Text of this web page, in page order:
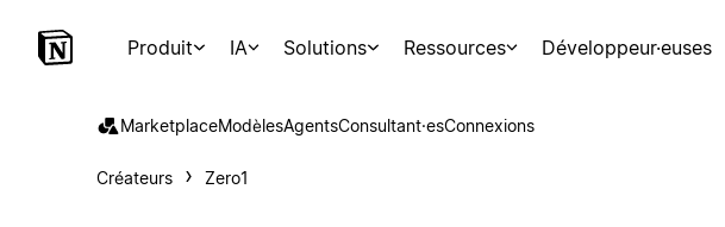
Produit IA Solutions Ressources Développeur·euses
MarketplaceModèlesAgentsConsultant·esConnexions
Créateurs Zero1